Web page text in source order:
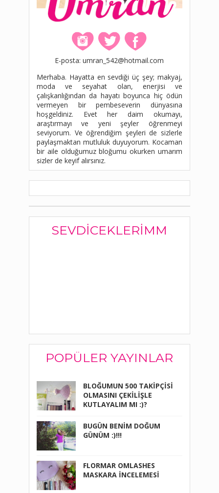
E-posta: umran_542@hotmail.com
Merhaba. Hayatta en sevdiği üç şey; makyaj,
moda ve seyahat olan, enerjisi ve
çalışkanlığından da hayatı boyunca hiç ödün
vermeyen bir pembeseverin dünyasına
hoşgeldiniz. Evet her daim okumayı,
araştırmayı ve yeni şeyler öğrenmeyi
seviyorum. Ve öğrendiğim şeyleri de sizlerle
paylaşmaktan mutluluk duyuyorum. Kocaman
bir aile olduğumuz bloğumu okurken umarım
sizler de keyif alırsınız.
SEVDICEKLERIMM
POPÜLER YAYINLAR
BLOĞUMUN 500 TAKİPÇİSİ
OLMASINI ÇEKİLİŞLE
KUTLAYALIM MI :)?
BUGÜN BENİM DOĞUM
GÜNÜM :)!!!
FLORMAR OMLASHES
MASKARA İNCELEMESİ